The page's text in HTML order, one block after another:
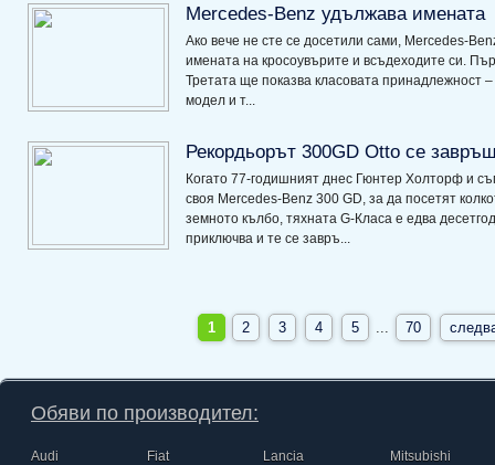
Mercedes-Benz удължава имената
Ако вече не сте се досетили сами, Mercedes-
имената на кросоувърите и всъдеходите си.
Третата ще показва класовата принадлежност
модел и т...
Рекордьорът 300GD Otto се
Когато 77-годишният днес Гюнтер Холторф и
своя Mercedes-Benz 300 GD, за да посетят
земното кълбо, тяхната G-Класа е едва
приключва и те се завръ...
1 2 3 4 5 70
Обяви по производител:
Audi
Fiat
Lancia
Mitsubishi